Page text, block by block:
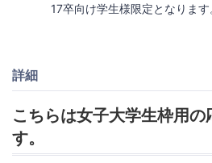
17卒向け学生様限定となります
詳細
こちらは女子大学生枠用
す。